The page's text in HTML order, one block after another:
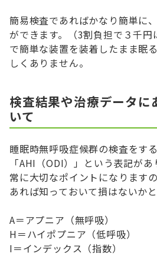
簡易検査であればかなり簡単に
ができます。（3割負担で３千
で簡単な装置を装着したまま眠
しくありません。
検査結果や治療データに
いて
睡眠時無呼吸症候群の検査をす
「AHI（ODI）」という表記が
常に大切なポイントになります
あれば知っておいて損はないかと
A＝アプニア（無呼吸）
H＝ハイポプニア（低呼吸）
I＝インデックス（指数）